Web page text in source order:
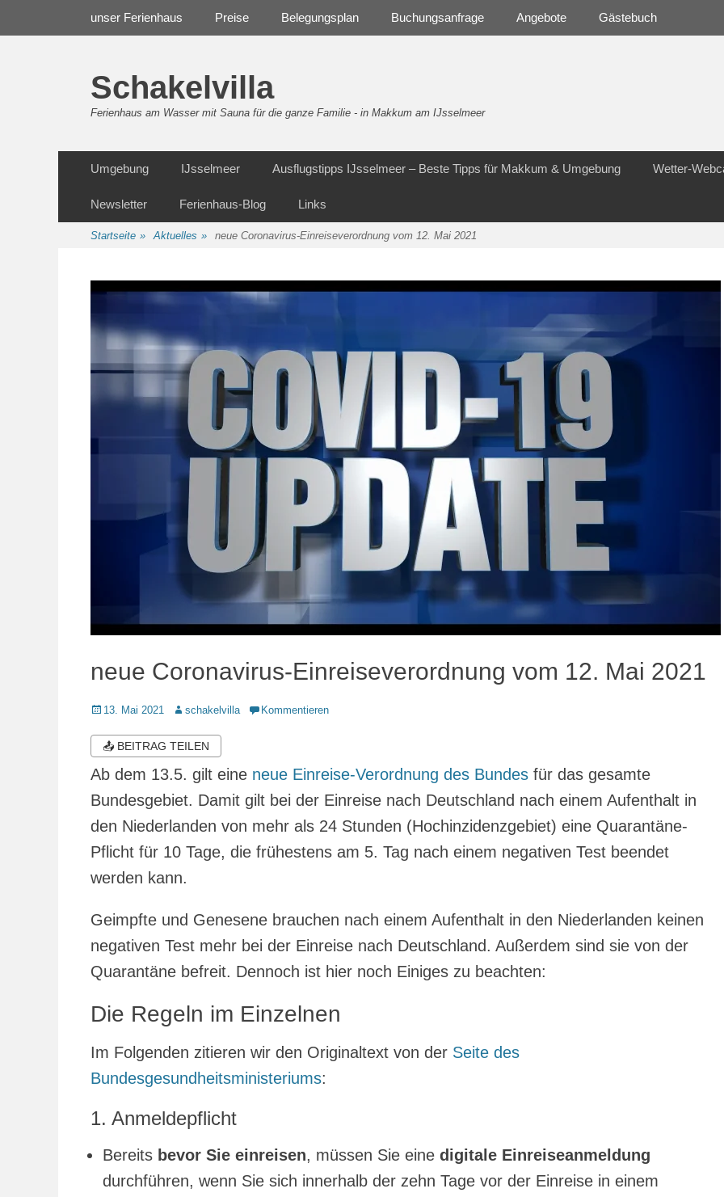
unser Ferienhaus Preise Belegungsplan Buchungsanfrage Angebote Gästebuch
Schakelvilla
Ferienhaus am Wasser mit Sauna für die ganze Familie - in Makkum am IJsselmeer
Inhalt
Umgebung IJsselmeer Ausflugstipps IJsselmeer – Beste Tipps für Makkum & Umgebung Wetter-
Newsletter Ferienhaus-Blog Links
Startseite » Aktuelles » neue Coronavirus-Einreiseverordnung vom 12. Mai 2021
neue Coronavirus-Einreiseverordnung vom 12. Mai 2021
Veröffentlicht
13. Mai 2021 Autorschakelvilla Kommentieren
📤 BEITRAG TEILEN
Ab dem 13.5. gilt eine neue Einreise-Verordnung des Bundes für das gesamte
Bundesgebiet. Damit gilt bei der Einreise nach Deutschland nach einem Aufenthalt in
den Niederlanden von mehr als 24 Stunden (Hochinzidenzgebiet) eine Quarantäne-
Pflicht für 10 Tage, die frühestens am 5. Tag nach einem negativen Test beendet
werden kann.
Geimpfte und Genesene brauchen nach einem Aufenthalt in den Niederlanden keinen
negativen Test mehr bei der Einreise nach Deutschland. Außerdem sind sie von der
Quarantäne befreit. Dennoch ist hier noch Einiges zu beachten:
Die Regeln im Einzelnen
Im Folgenden zitieren wir den Originaltext von der Seite des
Bundesgesundheitsministeriums:
1. Anmeldepflicht
Bereits bevor Sie einreisen, müssen Sie eine digitale Einreiseanmeldung
durchführen, wenn Sie sich innerhalb der zehn Tage vor der Einreise in einem